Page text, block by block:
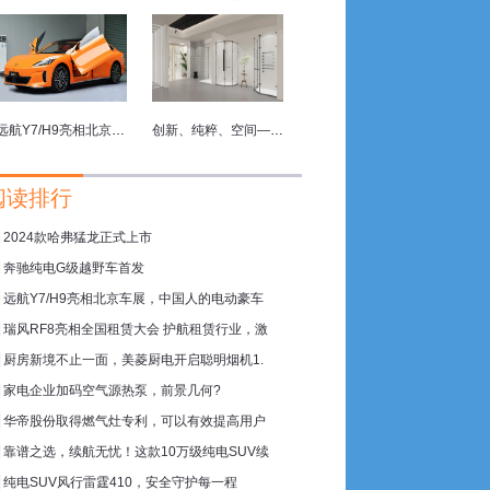
远航Y7/H9亮相北京车展，中国人的电动豪车梦 创新、纯粹、空间—精度卫浴 2024上海厨卫展亮点抢先看
读排行
2024款哈弗猛龙正式上市
奔驰纯电G级越野车首发
远航Y7/H9亮相北京车展，中国人的电动豪车
瑞风RF8亮相全国租赁大会 护航租赁行业，激
厨房新境不止一面，美菱厨电开启聪明烟机1.
家电企业加码空气源热泵，前景几何?
华帝股份取得燃气灶专利，可以有效提高用户
靠谱之选，续航无忧！这款10万级纯电SUV续
纯电SUV风行雷霆410，安全守护每一程